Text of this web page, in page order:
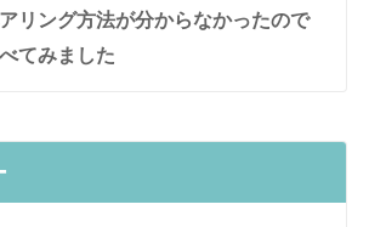
リング方法が分からなかったので
てみました